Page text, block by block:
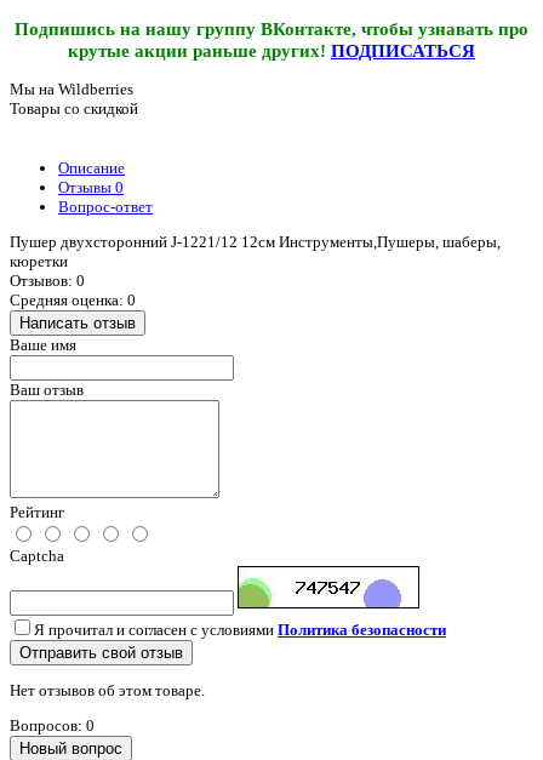
Подпишись на нашу группу ВКонтакте, чтобы узнавать про
крутые акции раньше других! ПОДПИСАТЬСЯ
Мы на Wildberries
Товары со скидкой
Описание
Отзывы 0
Вопрос-ответ
Пушер двухсторонний J-1221/12 12см Инструменты,Пушеры, шаберы,
кюретки
Отзывов: 0
Средняя оценка: 0
Написать отзыв
Ваше имя
Ваш отзыв
Рейтинг
Captcha
Я прочитал и согласен с условиями Политика безопасности
Отправить свой отзыв
Нет отзывов об этом товаре.
Вопросов: 0
Новый вопрос